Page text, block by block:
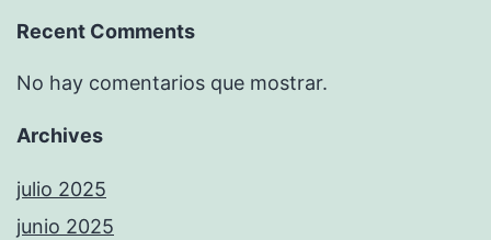
Recent Comments
No hay comentarios que mostrar.
Archives
julio 2025
junio 2025